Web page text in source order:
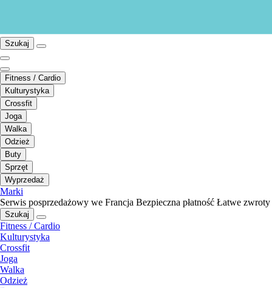
Szukaj
Fitness / Cardio
Kulturystyka
Crossfit
Joga
Walka
Odzież
Buty
Sprzęt
Wyprzedaż
Marki
Serwis posprzedażowy we Francja Bezpieczna płatność Łatwe zwroty
Szukaj
Fitness / Cardio
Kulturystyka
Crossfit
Joga
Walka
Odzież